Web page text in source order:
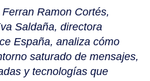
Ramon Cortés,
Saldaña, directora
España, analiza cómo
saturado de mensajes,
y tecnologías que